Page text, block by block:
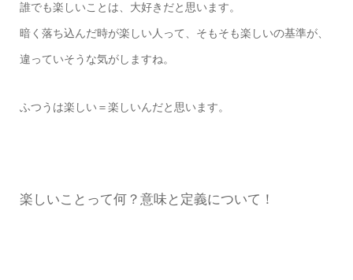
誰でも楽しいことは、大好きだと思います。
暗く落ち込んだ時が楽しい人って、そもそも楽しいの基準が、
違っていそうな気がしますね。
ふつうは楽しい＝楽しいんだと思います。
楽しいことって何？意味と定義について！